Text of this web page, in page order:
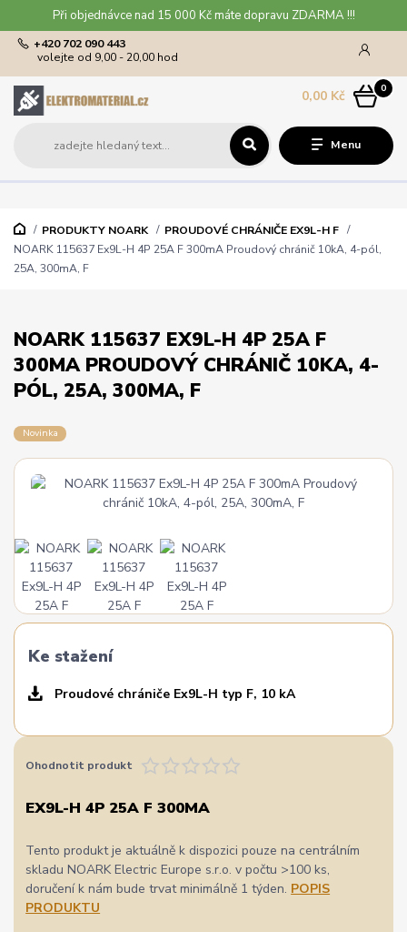
Při objednávce nad 15 000 Kč máte dopravu ZDARMA !!!
Menu
+420 702 090 443
volejte od 9,00 - 20,00 hod
0
0,00 Kč
PRODUKTY NOARK
PROUDOVÉ CHRÁNIČE EX9L-H F
NOARK 115637 Ex9L-H 4P 25A F 300mA Proudový chránič 10kA, 4-pól,
25A, 300mA, F
NOARK 115637 EX9L-H 4P 25A F
300MA PROUDOVÝ CHRÁNIČ 10KA, 4-
PÓL, 25A, 300MA, F
Novinka
Ke stažení
Proudové chrániče Ex9L-H typ F, 10 kA
Ohodnotit produkt
EX9L-H 4P 25A F 300MA
Tento produkt je aktuálně k dispozici pouze na centrálním
skladu NOARK Electric Europe s.r.o. v počtu >100 ks,
doručení k nám bude trvat minimálně 1 týden. POPIS
PRODUKTU